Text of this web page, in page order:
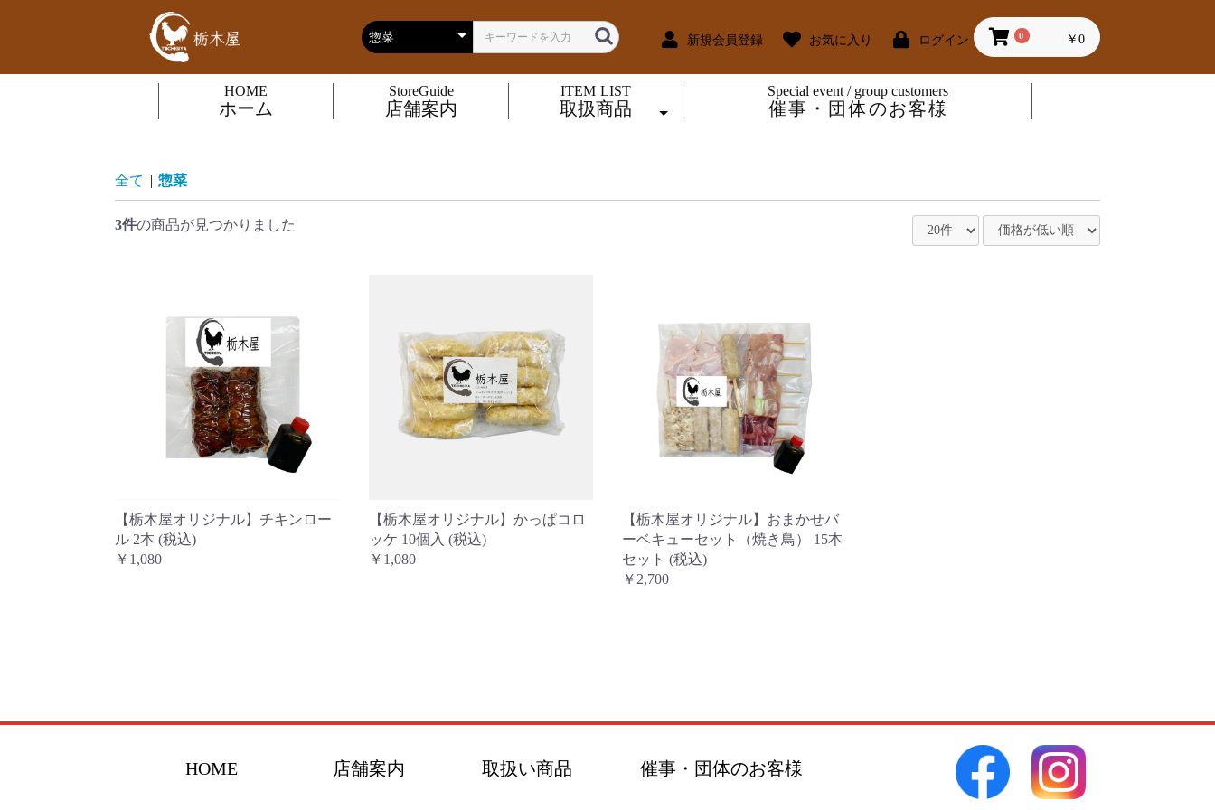
新規会員登録 お気に入り ログイン 0 ￥0
ホーム
HOME
店舗案内
StoreGuide
取扱商品
ITEM LIST
催事・団体のお客様
Special event / group customers
全て | 惣菜
3件の商品が見つかりました
【栃木屋オリジナル】チキンロー
ル 2本 (税込)
￥1,080
【栃木屋オリジナル】かっぱコロ
ッケ 10個入 (税込)
￥1,080
【栃木屋オリジナル】おまかせバ
ーベキューセット（焼き鳥） 15本
セット (税込)
￥2,700
HOME 店舗案内 取扱い商品 催事・団体のお客様